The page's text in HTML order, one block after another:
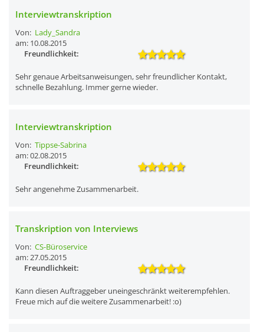
Interviewtranskription
Von: Lady_Sandra
am: 10.08.2015
Freundlichkeit:
Sehr genaue Arbeitsanweisungen, sehr freundlicher Kontakt,
schnelle Bezahlung. Immer gerne wieder.
Interviewtranskription
Von: Tippse-Sabrina
am: 02.08.2015
Freundlichkeit:
Sehr angenehme Zusammenarbeit.
Transkription von Interviews
Von: CS-Büroservice
am: 27.05.2015
Freundlichkeit:
Kann diesen Auftraggeber uneingeschränkt weiterempfehlen.
Freue mich auf die weitere Zusammenarbeit! :o)